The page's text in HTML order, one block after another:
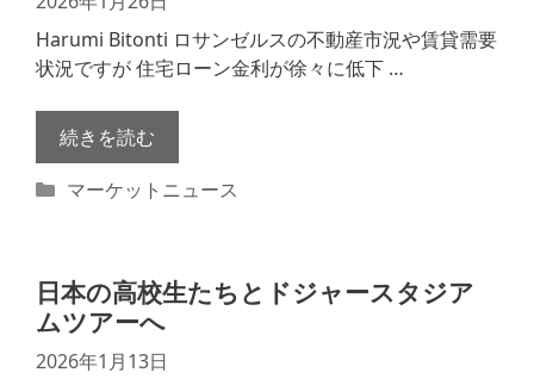
Harumi Bitonti ロサンゼルスの不動産市況や賃貸需要
状況ですが 住宅ローン金利が徐々に低下 …
続きを読む
カ
ー
マーケットニュース
日本の高校生たちとドジャースタジア
ムツアーへ
2026年1月13日